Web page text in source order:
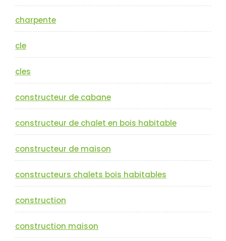
charpente
cle
cles
constructeur de cabane
constructeur de chalet en bois habitable
constructeur de maison
constructeurs chalets bois habitables
construction
construction maison